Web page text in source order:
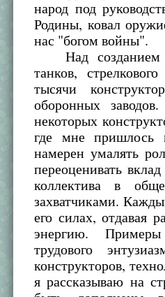
народ под
Родины, ковал
нас "богом войны".
Над созданием
танков,
тысячи
оборонных
некоторых
где мне пришлось
намерен умалять
переоценивать
коллектива в
захватчиками.
его силах, отдавая
энергию. Примеры
трудового
конструкторов,
я рассказываю на